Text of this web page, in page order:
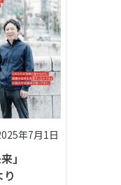
年7月1日
」